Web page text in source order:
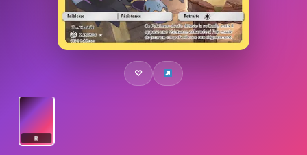
♡
R